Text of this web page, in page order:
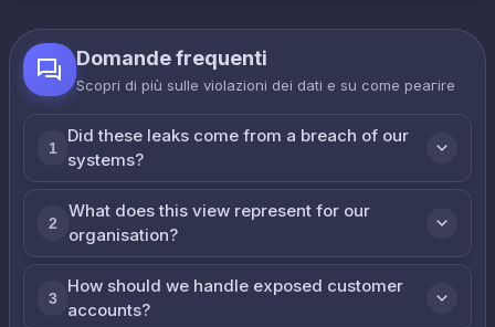
Domande frequenti
Scopri di più sulle violazioni dei dati e su come реагire
1
Did these leaks come from a breach of our
systems?
2
What does this view represent for our
organisation?
3
How should we handle exposed customer
accounts?